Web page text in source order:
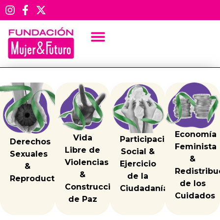
Derechos
Sexuales
&
Reproductivos
Vida
Libre de
Violencias
&
Construcción
de Paz
Participación
Social &
Ejercicio
de la
Ciudadanía
Economía
Feminista
&
de los
Cuidados
NOTICIAS
Santander en alerta: cifras
alarmantes de violencias contra
las mujeres impulsan la
campaña #SiYaNoEstoy